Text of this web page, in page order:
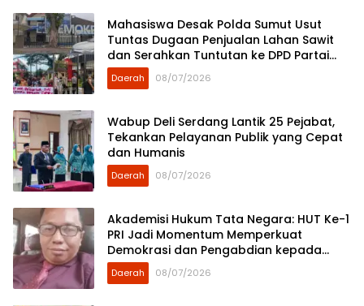
Mahasiswa Desak Polda Sumut Usut
Tuntas Dugaan Penjualan Lahan Sawit
dan Serahkan Tuntutan ke DPD Partai
Demokrat Sumut
Daerah 08/07/2026
Wabup Deli Serdang Lantik 25 Pejabat,
Tekankan Pelayanan Publik yang Cepat
dan Humanis
Daerah 08/07/2026
Akademisi Hukum Tata Negara: HUT Ke-1
PRI Jadi Momentum Memperkuat
Demokrasi dan Pengabdian kepada
Rakyat
Daerah 08/07/2026